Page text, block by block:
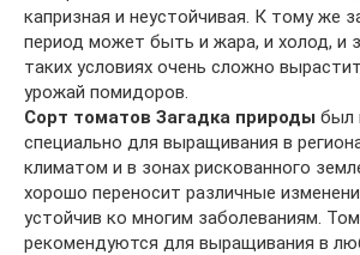
капризная и неустойчивая. К тому же
период может быть и жара, и холод, и
таких условиях очень сложно
урожай помидоров.
Сорт томатов Загадка природы был
специально для выращивания в
климатом и в зонах рискованного
хорошо переносит различные
устойчив ко многим заболеваниям.
рекомендуются для выращивания в